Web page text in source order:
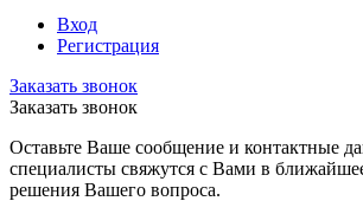
Вход
Регистрация
Заказать звонок
Заказать звонок
Оставьте Ваше сообщение и контактные
специалисты свяжутся с Вами в
решения Вашего вопроса.